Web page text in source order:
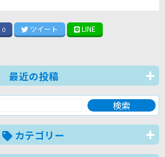
0 ツイート LINE
最近の投稿
カテゴリー